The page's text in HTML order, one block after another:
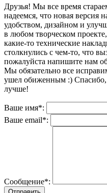
Друзья! Мы все время
надеемся, что новая версия
удобством, дизайном и
в любом творческом
какие-то технические
столкнулись с чем-то, что
пожалуйста напишите нам
Мы обязательно все
ушел обиженным :) Спасибо,
лучше!
Ваше имя*:
Ваше email*:
Сообщение*: